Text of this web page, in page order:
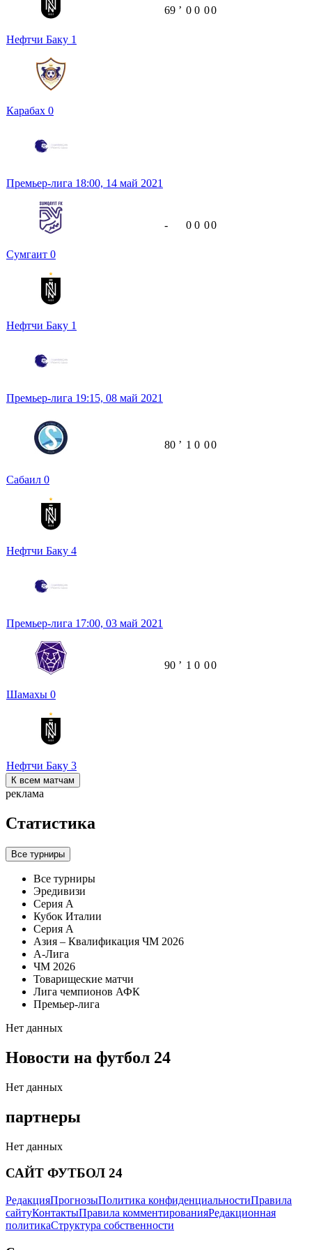
Нефтчи Баку 1
Карабах 0
69 ʼ 0 0 00
Премьер-лига 18:00, 14 май 2021
Сумгаит 0
Нефтчи Баку 1
- 0 0 00
Премьер-лига 19:15, 08 май 2021
Сабаил 0
Нефтчи Баку 4
80 ʼ 1 0 00
Премьер-лига 17:00, 03 май 2021
Шамахы 0
Нефтчи Баку 3
90 ʼ 1 0 00
К всем матчам
реклама
Статистика
Все турниры
Все турниры
Эредивизи
Серия А
Кубок Италии
Серия А
Азия – Квалификация ЧМ 2026
А-Лига
ЧМ 2026
Товарищеские матчи
Лига чемпионов АФК
Премьер-лига
Нет данных
Новости на футбол 24
Нет данных
партнеры
Нет данных
САЙТ ФУТБОЛ 24
РедакцияПрогнозыПолитика конфиденциальностиПравила
сайтуКонтактыПравила комментированияРедакционная
политикаСтруктура собственности